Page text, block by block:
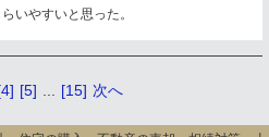
いやすいと思った。
[5] [15] 次へ